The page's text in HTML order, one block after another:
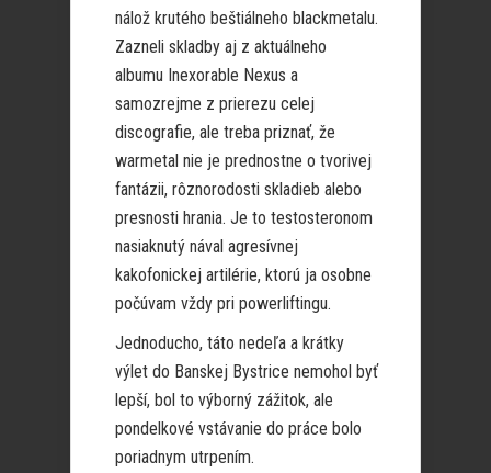
nálož krutého beštiálneho blackmetalu.
Zazneli skladby aj z aktuálneho
albumu Inexorable Nexus a
samozrejme z prierezu celej
discografie, ale treba priznať, že
warmetal nie je prednostne o tvorivej
fantázii, rôznorodosti skladieb alebo
presnosti hrania. Je to testosteronom
nasiaknutý nával agresívnej
kakofonickej artilérie, ktorú ja osobne
počúvam vždy pri powerliftingu.
Jednoducho, táto nedeľa a krátky
výlet do Banskej Bystrice nemohol byť
lepší, bol to výborný zážitok, ale
pondelkové vstávanie do práce bolo
poriadnym utrpením.